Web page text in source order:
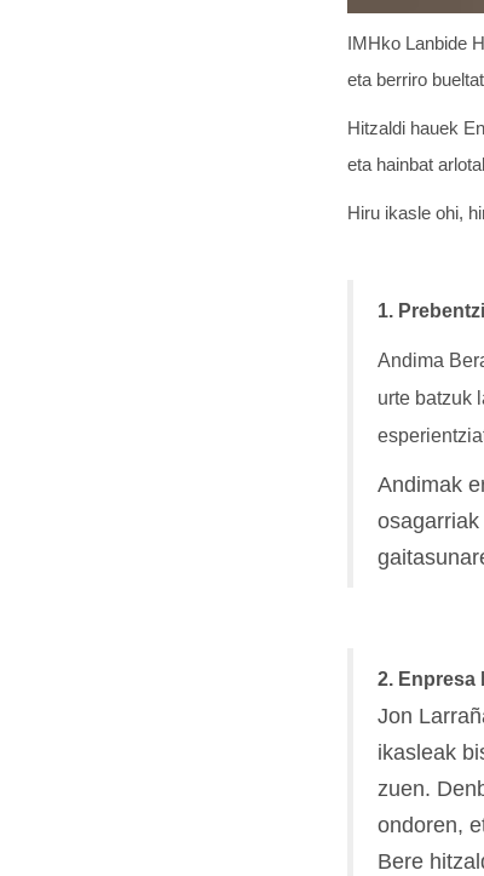
IMHko Lanbide
eta berriro
Hitzaldi hauek
eta hainbat
Hiru ikasle ohi,
1.
Andima
urte batzuk
Andimak
2. Enpresa
Jon
ikasleak
zuen.
ondoren,
Bere